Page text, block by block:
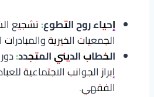
إحياء روح التطوع:تشجيع
الجمعيات الخيرية والمبادرات
الخطاب الديني المتجدد:
إبراز الجوانب الاجتماعية
الفقهي.